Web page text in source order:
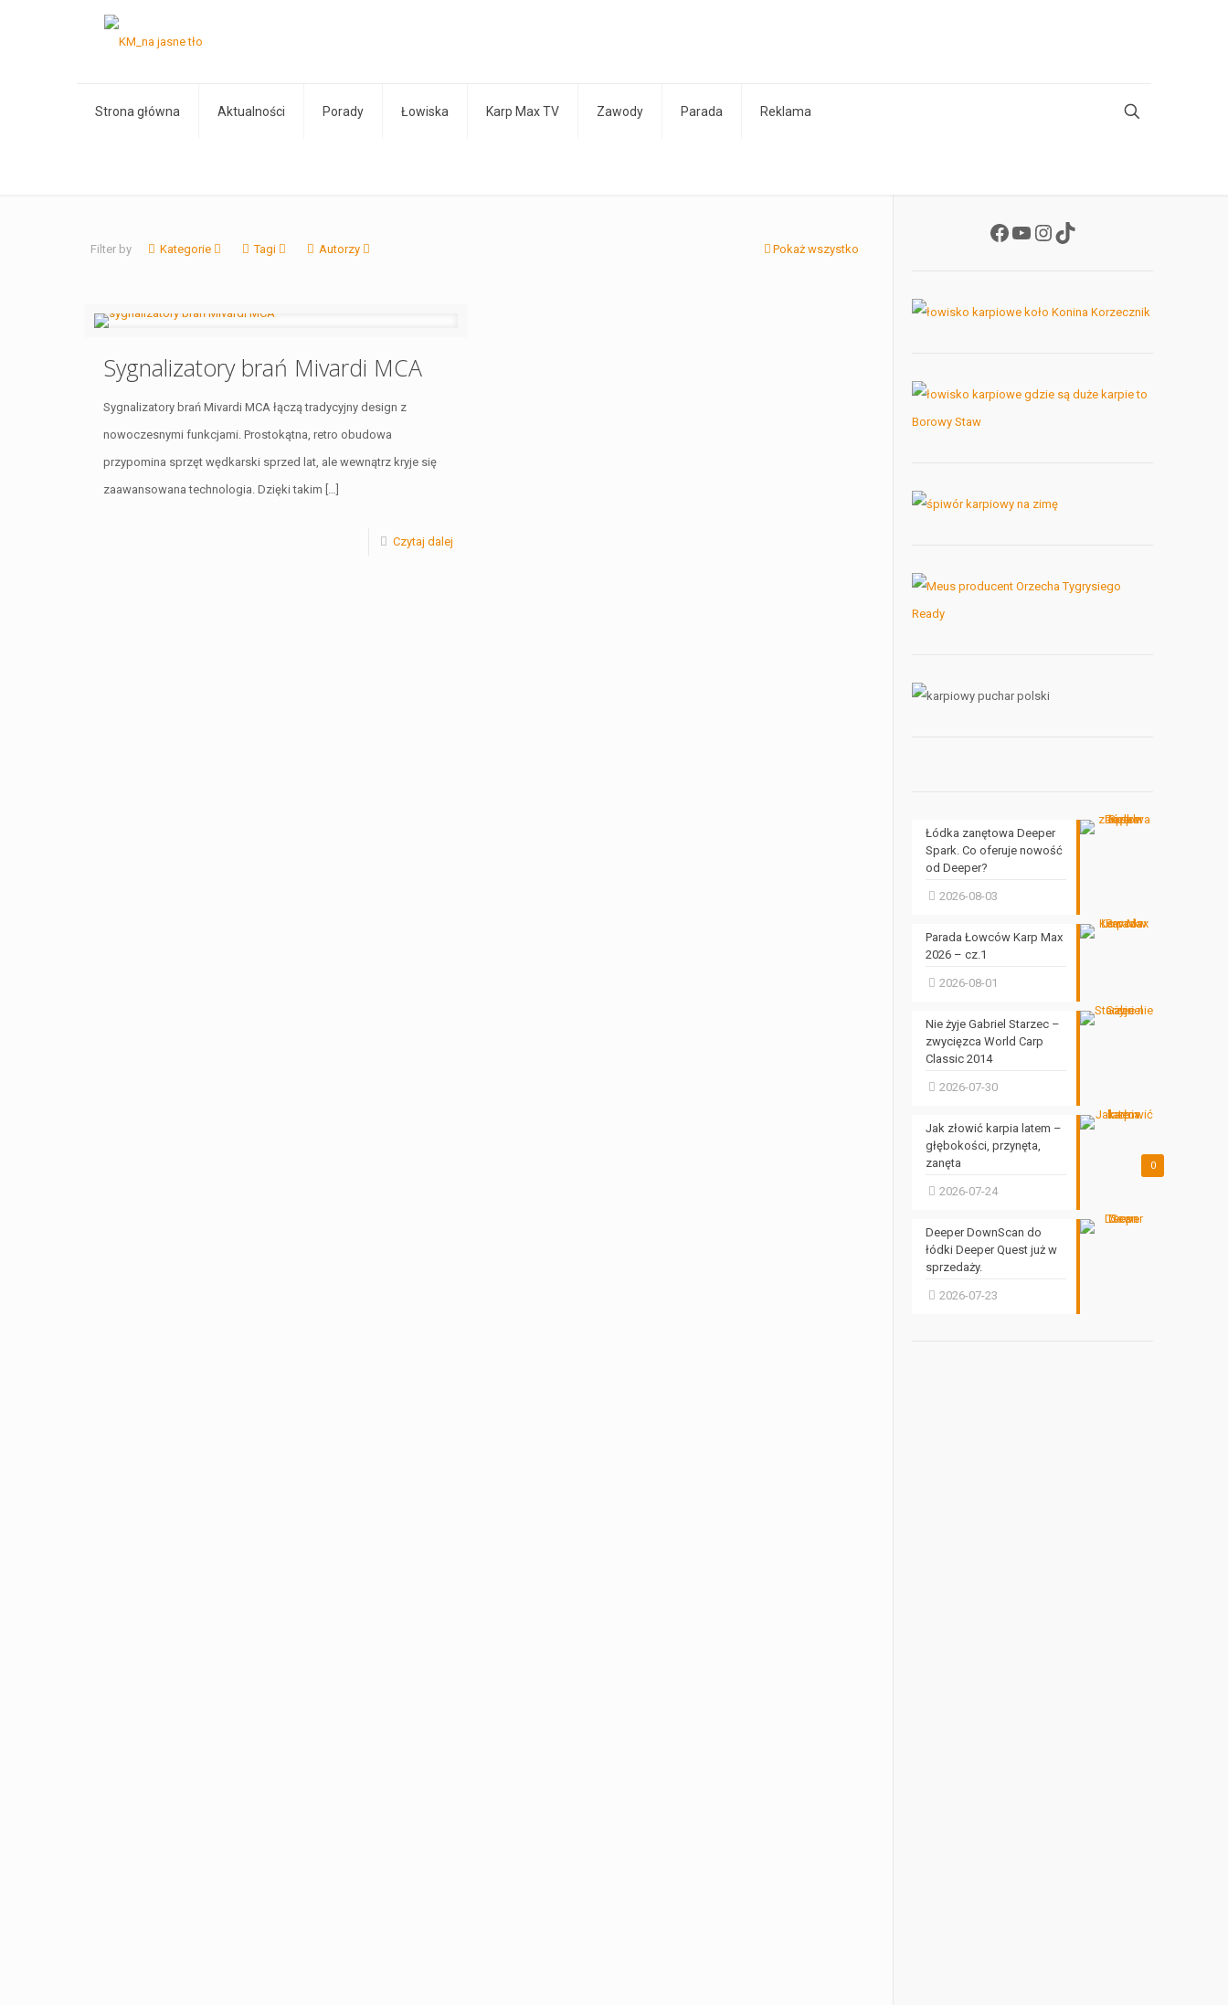
Strona główna Aktualności Porady Łowiska Karp Max TV Zawody Parada Reklama
Filter by Kategorie Tagi Autorzy Pokaż wszystko
Sygnalizatory brań Mivardi MCA
Sygnalizatory brań Mivardi MCA łączą tradycyjny design z
nowoczesnymi funkcjami. Prostokątna, retro obudowa
przypomina sprzęt wędkarski sprzed lat, ale wewnątrz kryje się
zaawansowana technologia. Dzięki takim […]
Czytaj dalej
Facebook
YouTube
Instagram
TikTok
Łódka zanętowa Deeper
Spark. Co oferuje nowość
od Deeper?
2026-08-03
Parada Łowców Karp Max
2026 – cz.1
2026-08-01
Nie żyje Gabriel Starzec –
zwycięzca World Carp
Classic 2014
2026-07-30
0
Jak złowić karpia latem –
głębokości, przynęta,
zanęta
2026-07-24
Deeper DownScan do
łódki Deeper Quest już w
sprzedaży.
2026-07-23